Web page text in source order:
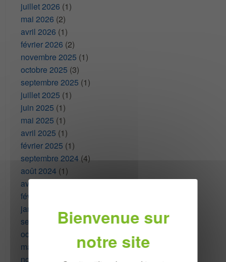
juillet 2026 (1)
mai 2026 (2)
avril 2026 (1)
février 2026 (2)
novembre 2025 (1)
octobre 2025 (3)
septembre 2025 (1)
juillet 2025 (1)
juin 2025 (1)
mai 2025 (1)
avril 2025 (1)
février 2025 (1)
septembre 2024 (4)
août 2024 (1)
avril 2024
février 2024
janvier 2024
septembre 2023(1)
octobre 2022
mars 2022
novembre 2020
(1)